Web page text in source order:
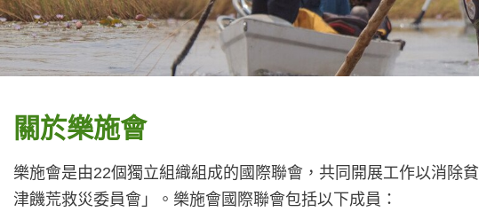
關於樂施會
樂施會是由22個獨立組織組成的國際聯會，共同開展工作以消除
津饑荒救災委員會」。樂施會國際聯會包括以下成員：